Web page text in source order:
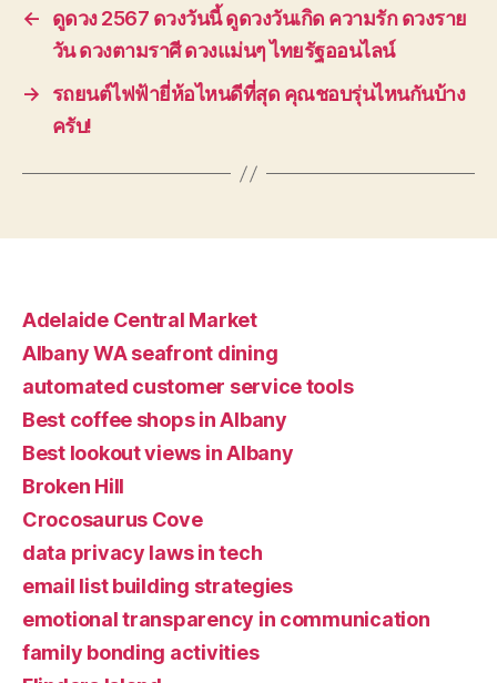
←
ดูดวง 2567 ดวงวันนี้ ดูดวงวันเกิด ความรัก ดวงราย
วัน ดวงตามราศี ดวงแม่นๆ ไทยรัฐออนไลน์
→
รถยนต์ไฟฟ้ายี่ห้อไหนดีที่สุด คุณชอบรุ่นไหนกันบ้าง
ครับ!
Adelaide Central Market
Albany WA seafront dining
automated customer service tools
Best coffee shops in Albany
Best lookout views in Albany
Broken Hill
Crocosaurus Cove
data privacy laws in tech
email list building strategies
emotional transparency in communication
family bonding activities